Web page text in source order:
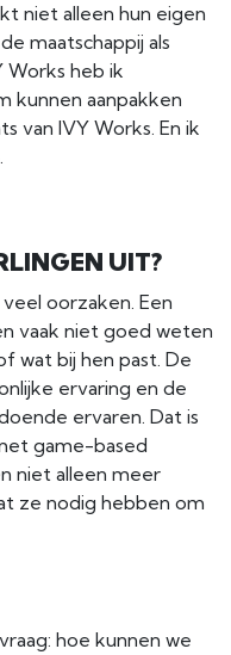
niet alleen hun eigen
maatschappij als
Works heb ik
kunnen aanpakken
van IVY Works. En ik
UIT?
oorzaken. Een
vaak niet goed weten
wat bij hen past. De
ervaring en de
ervaren. Dat is
game-based
niet alleen meer
ze nodig hebben om
hoe kunnen we